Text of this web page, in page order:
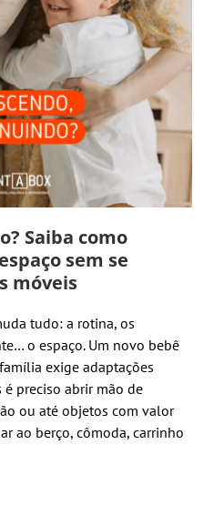
Saiba como
sem se
móveis
tudo: a rotina, os
o espaço. Um novo bebê
exige adaptações
preciso abrir mão de
ou até objetos com valor
ao berço, cômoda, carrinho